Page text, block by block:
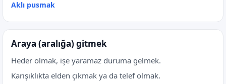
Aklı pusmak
Araya (aralığa) gitmek
Heder olmak, işe yaramaz duruma gelmek.
Karışıklıkta elden çıkmak ya da telef olmak.